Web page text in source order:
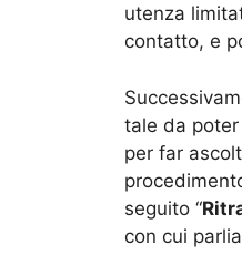
utenza
contatto, e
tale da poter
per far
seguito “
con cui